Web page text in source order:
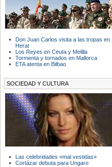
Don Juan Carlos visita a las tropas en
Herat
Los Reyes en Ceuta y Melilla
Tormenta y tornados en Mallorca
ETA atenta en Bilbao
SOCIEDAD Y CULTURA
Las celebridades «mal vestidas»
Cortázar debuta para Ungaro